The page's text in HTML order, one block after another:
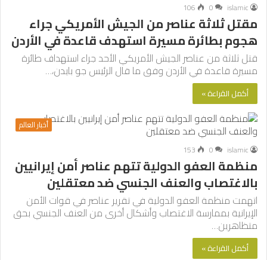
islamic
0
106
مقتل ثلاثة عناصر من الجيش الأمريكي جراء
هجوم بطائرة مسيرة استهدف قاعدة في الأردن
قتل ثلاثة من عناصر الجيش الأمريكي الأحد جراء استهداف طائرة
مسيرة قاعدة في الأردن وفق ما قال الرئيس جو بايدن،…
أكمل القراءة »
أخبار العالم
islamic
0
153
منظمة العفو الدولية تتهم عناصر أمن إيرانيين
بالاغتصاب والعنف الجنسي ضد معتقلين
اتهمت منظمة العفو الدولية في تقرير عناصر في قوات الأمن
الإيرانية بممارسة الاغتصاب وأشكال أخرى من العنف الجنسي بحق
متظاهرين…
أكمل القراءة »